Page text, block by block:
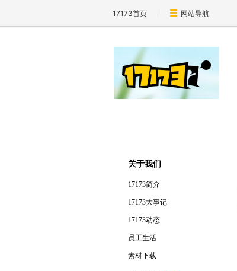
17173首页 网站导航
关于我们
17173简介
17173大事记
17173动态
员工生活
素材下载